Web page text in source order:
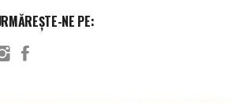
NE PE: